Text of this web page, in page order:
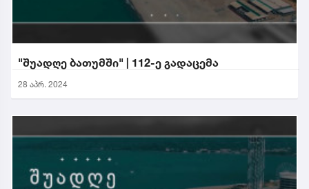
"შუადღე ბათუმში" | 112-ე გადაცემა
28 აპრ. 2024